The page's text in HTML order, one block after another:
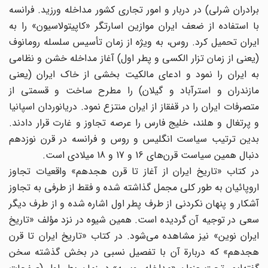
برادران شرلی) در دربار و امور تجاری کشور مداخله ورزید. فرانسه
با استفاده از ضعف ایران موازین اسارتگر «کاپیتولاسیون» را به
ایران تحمیل کرد. روس، به ویژه از زمان تأسیس سلسله رومانوف
(یعنی از زمان تزار الکسی و پطر اول) آغاز مداخله خشن و نظامی
به ایران را نمود و ادعای مالکیت بخشی از خاک ایران (یعنی
مازندران و استرآباد و گیلان) را مطرح ساخت و قسمتی از
متصرفات ایران را در قفقاز از ایران منتزع نمود. دریانوردان اسپانیا
و پرتغال و هلند، خلیج فارس را عرصه تجاوز و غارت قرار دادند.
بدین ترتیب سیاست انگلیس و روس و فرانسه در قرن نوزدهم
دنبال همین سیاست قرن‌های 16 و 17 و 18 میلادی است.
در کتاب «تاریخ ایران از آغاز تا قرن هجدهم» واقعیات تجاوز
اروپائیان به طور کلی مجمل گذاشته شده و فقط از طرفی به تجاوز
آشکار و پنهان نکردنی از طرف پطر اول اشاره شده و از طرف دیگر
سعی در توجیه آن گردیده است. همین شیوه در نزد مؤلف «تاریخ
ایران نوین» نیز مشاهده می‌شود. در کتاب «تاریخ ایران تا قرن
هجدهم» که دربارة آن با تفصیل نسبی در بخش گذشته سخن